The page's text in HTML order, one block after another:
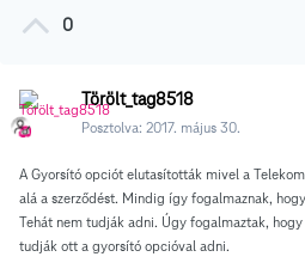
0
Törölt_tag8518
Posztolva: 2017. május 30.
A Gyorsító opciót elutasították mivel a
alá a szerződést. Mindig így fogalmaznak,
Tehát nem tudják adni. Úgy fogalmaztak,
tudják ott a gyorsító opcióval adni.